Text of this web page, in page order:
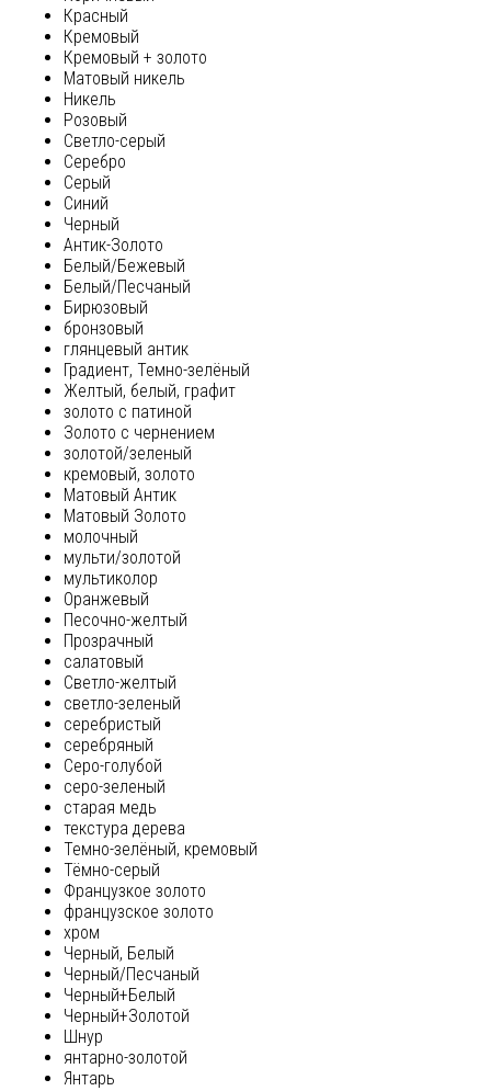
Красный
Кремовый
Кремовый + золото
Матовый никель
Никель
Розовый
Светло-серый
Серебро
Серый
Синий
Черный
Антик-Золото
Белый/Бежевый
Белый/Песчаный
Бирюзовый
бронзовый
глянцевый антик
Градиент, Темно-зелёный
Желтый, белый, графит
золото с патиной
Золото с чернением
золотой/зеленый
кремовый, золото
Матовый Антик
Матовый Золото
молочный
мульти/золотой
мультиколор
Оранжевый
Песочно-желтый
Прозрачный
салатовый
Светло-желтый
светло-зеленый
серебристый
серебряный
Серо-голубой
серо-зеленый
старая медь
текстура дерева
Темно-зелёный, кремовый
Тёмно-серый
Французкое золото
французское золото
хром
Черный, Белый
Черный/Песчаный
Черный+Белый
Черный+Золотой
Шнур
янтарно-золотой
Янтарь